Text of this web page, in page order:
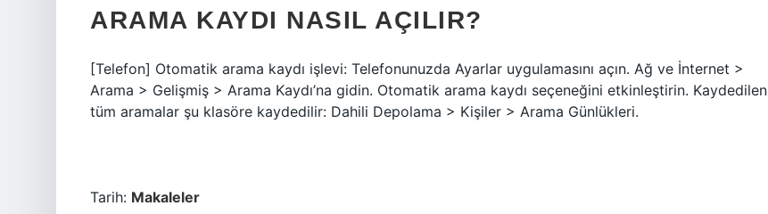
ARAMA KAYDI NASIL AÇILIR?
[Telefon] Otomatik arama kaydı işlevi: Telefonunuzda Ayarlar uygulamasını açın. Ağ ve İnternet >
Arama > Gelişmiş > Arama Kaydı’na gidin. Otomatik arama kaydı seçeneğini etkinleştirin. Kaydedilen
tüm aramalar şu klasöre kaydedilir: Dahili Depolama > Kişiler > Arama Günlükleri.
Tarih: Makaleler